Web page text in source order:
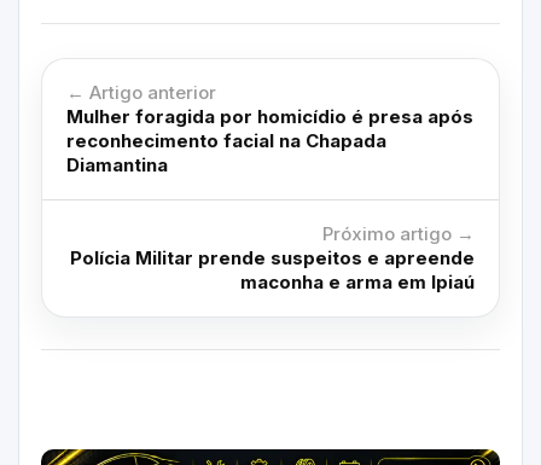
← Artigo anterior
Mulher foragida por homicídio é presa após
reconhecimento facial na Chapada
Diamantina
Próximo artigo →
Polícia Militar prende suspeitos e apreende
maconha e arma em Ipiaú